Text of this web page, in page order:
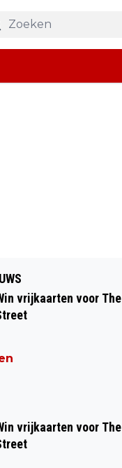
vrijkaarten voor
vrijkaarten voor